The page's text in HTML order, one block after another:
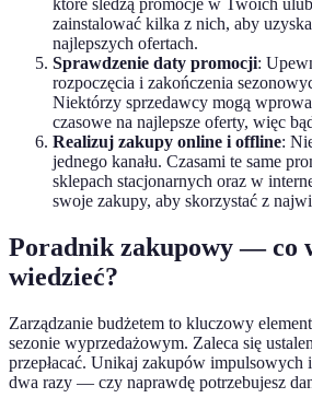
które śledzą promocje w Twoich
zainstalować kilka z nich, aby
najlepszych ofertach.
Sprawdzenie daty promocji:
rozpoczęcia i zakończenia
Niektórzy sprzedawcy mogą
czasowe na najlepsze oferty, więc
Realizuj zakupy online i offline:
jednego kanału. Czasami te same
sklepach stacjonarnych oraz w
swoje zakupy, aby skorzystać z
Poradnik zakupowy — co
wiedzieć?
Zarządzanie budżetem to kluczowy
sezonie wyprzedażowym. Zaleca się
przepłacać. Unikaj zakupów impulsowych
dwa razy — czy naprawdę potrzebujesz